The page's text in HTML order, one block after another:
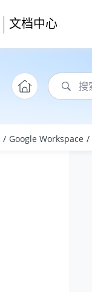
文档中心
Google Workspace